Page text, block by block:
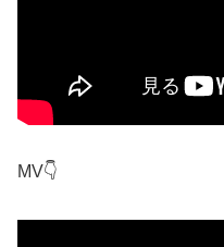
MV👇